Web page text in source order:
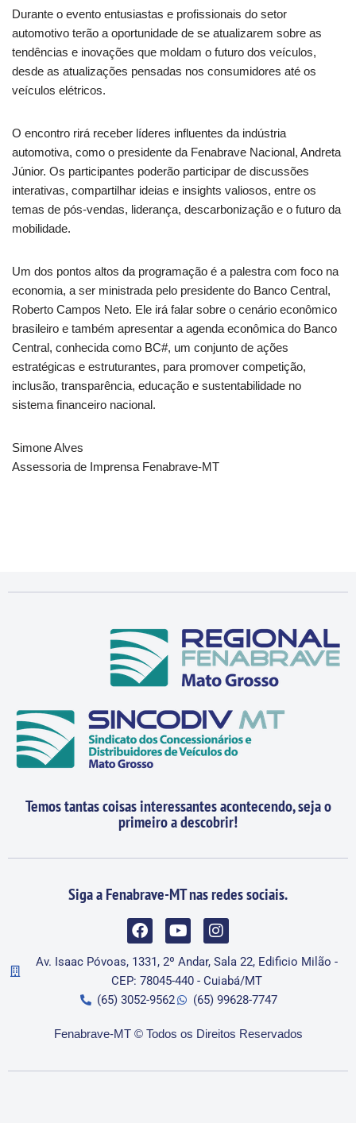
Durante o evento entusiastas e profissionais do setor
automotivo terão a oportunidade de se atualizarem sobre as
tendências e inovações que moldam o futuro dos veículos,
desde as atualizações pensadas nos consumidores até os
veículos elétricos.
O encontro rirá receber líderes influentes da indústria
automotiva, como o presidente da Fenabrave Nacional, Andreta
Júnior. Os participantes poderão participar de discussões
interativas, compartilhar ideias e insights valiosos, entre os
temas de pós-vendas, liderança, descarbonização e o futuro da
mobilidade.
Um dos pontos altos da programação é a palestra com foco na
economia, a ser ministrada pelo presidente do Banco Central,
Roberto Campos Neto. Ele irá falar sobre o cenário econômico
brasileiro e também apresentar a agenda econômica do Banco
Central, conhecida como BC#, um conjunto de ações
estratégicas e estruturantes, para promover competição,
inclusão, transparência, educação e sustentabilidade no
sistema financeiro nacional.
Simone Alves
Assessoria de Imprensa Fenabrave-MT
Temos tantas coisas interessantes acontecendo, seja o
primeiro a descobrir!
Siga a Fenabrave-MT nas redes sociais.
Av. Isaac Póvoas, 1331, 2º Andar, Sala 22, Edificio Milão -
CEP: 78045-440 - Cuiabá/MT
(65) 3052-9562
(65) 99628-7747
Fenabrave-MT © Todos os Direitos Reservados